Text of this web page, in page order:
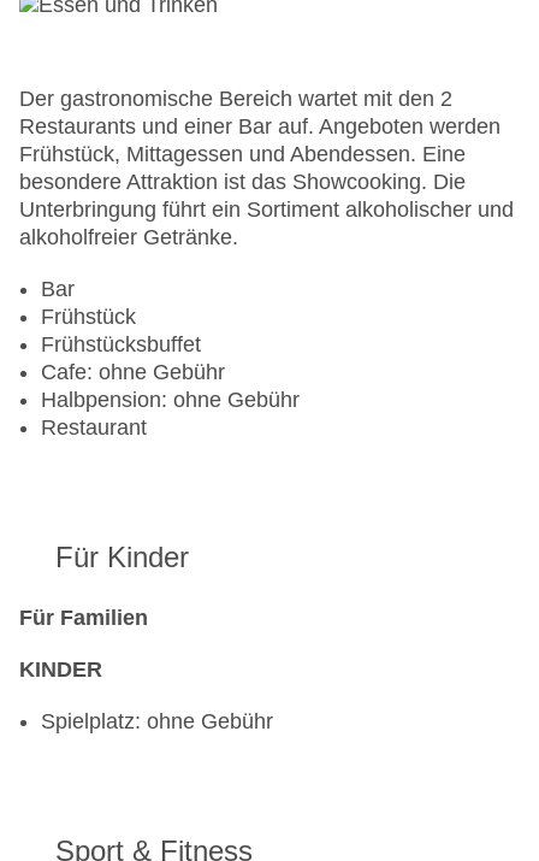
Der gastronomische Bereich wartet mit den 2
Restaurants und einer Bar auf. Angeboten werden
Frühstück, Mittagessen und Abendessen. Eine
besondere Attraktion ist das Showcooking. Die
Unterbringung führt ein Sortiment alkoholischer und
alkoholfreier Getränke.
Bar
Frühstück
Frühstücksbuffet
Cafe: ohne Gebühr
Halbpension: ohne Gebühr
Restaurant
Für Kinder
Für Familien
KINDER
Spielplatz: ohne Gebühr
Sport & Fitness